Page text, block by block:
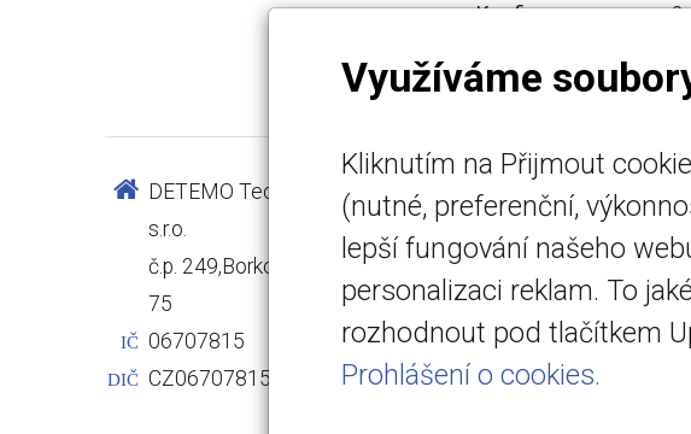
Konfigurace
• 2
DETEMO Technology
s.r.o.
č.p. 249,Borkovany 691
75
IČ 06707815
DIČ CZ06707815
info@detemo.cz
www.detemo.cz
+420 731 518 454
C 103822 vedená u
Krajského soudu v Brně
Využíváme
Kliknutím na Přijmout
(nutné, preferenční,
lepší fungování našeho
personalizaci reklam. To
rozhodnout pod tlačítkem
Prohlášení o cookies.